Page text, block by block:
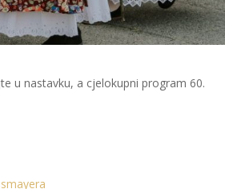
u nastavku, a cjelokupni program 60.